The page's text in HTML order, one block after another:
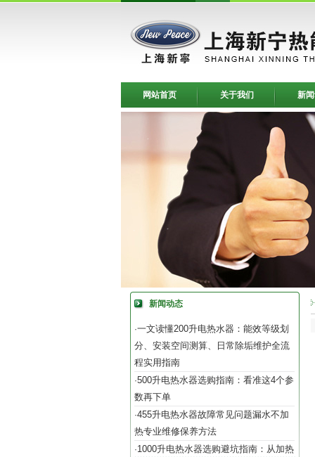
网站首页 关于我们 新
新闻动态
·一文读懂200升电热水器：能效等级划
分、安装空间测算、日常除垢维护全流
程实用指南
·500升电热水器选购指南：看准这4个参
数再下单
·455升电热水器故障常见问题漏水不加
热专业维修保养方法
·1000升电热水器选购避坑指南：从加热